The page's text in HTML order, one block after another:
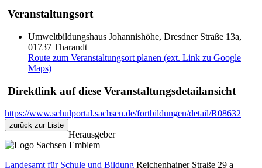
Veranstaltungsort
Umweltbildungshaus Johannishöhe, Dresdner Straße 13a,
01737 Tharandt
Route zum Veranstaltungsort planen (ext. Link zu Google
Maps)
Direktlink auf diese Veranstaltungsdetailansicht
https://www.schulportal.sachsen.de/fortbildungen/detail/R08632
zurück zur Liste
Herausgeber
Landesamt für Schule und Bildung Reichenhainer Straße 29 a